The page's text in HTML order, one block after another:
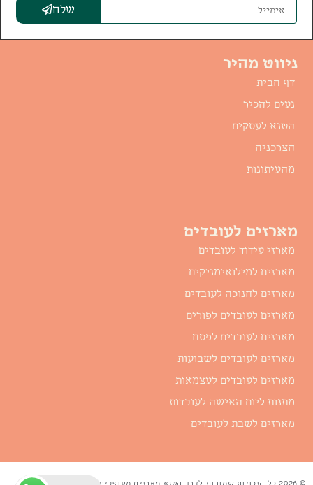
שלח
ניווט מהיר
דף הבית
נעים להכיר
הטנא לעסקים
הצרכניה
מהעיתונות
מארזים לעובדים
מארזי עידוד לעובדים
מארזים למילואימניקים
מארזים לחנוכה לעובדים
מארזים לעובדים לפורים
מארזים לעובדים לפסח
מארזים לעובדים לשבועות
מארזים לעובדים לעצמאות
מתנות ליום האישה לעובדות
מארזים לשבת לעובדים